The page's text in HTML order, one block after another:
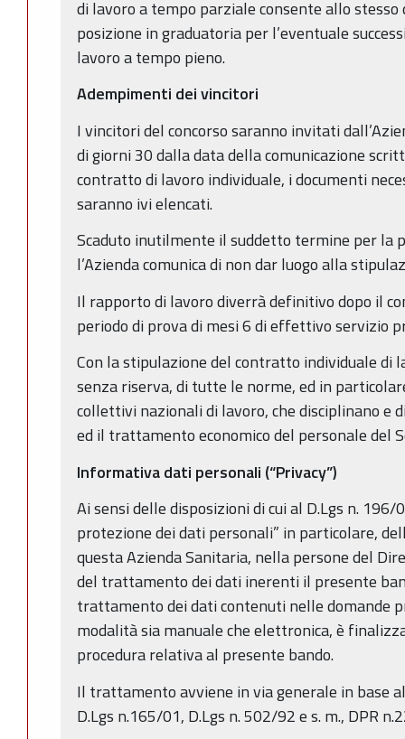
di lavoro a tempo parziale consente allo
posizione in graduatoria per l’eventuale
lavoro a tempo pieno.
Adempimenti dei vincitori
I vincitori del concorso saranno invitati
di giorni 30 dalla data della comunicazione
contratto di lavoro individuale, i documenti
saranno ivi elencati.
Scaduto inutilmente il suddetto termine per la
l’Azienda comunica di non dar luogo alla
Il rapporto di lavoro diverrà definitivo dopo il
periodo di prova di mesi 6 di effettivo servizio
Con la stipulazione del contratto individuale di
senza riserva, di tutte le norme, ed in
collettivi nazionali di lavoro, che disciplinano e
ed il trattamento economico del personale del
Informativa dati personali (“Privacy”)
Ai sensi delle disposizioni di cui al D.Lgs n. 196/
protezione dei dati personali” in particolare,
questa Azienda Sanitaria, nella persone del
del trattamento dei dati inerenti il presente
trattamento dei dati contenuti nelle domande
modalità sia manuale che elettronica, è
procedura relativa al presente bando.
Il trattamento avviene in via generale in base
D.Lgs n.165/01, D.Lgs n. 502/92 e s. m., DPR